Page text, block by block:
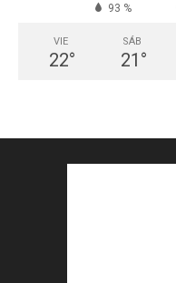
93 %
VIE
22°
SÁB
21 °